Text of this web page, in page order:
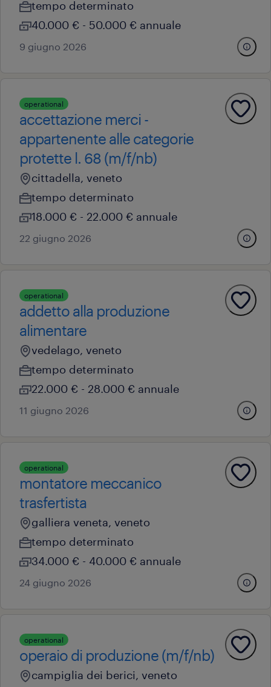
tempo determinato
40.000 € - 50.000 € annuale
9 giugno 2026
operational
accettazione merci -
appartenente alle categorie
protette l. 68 (m/f/nb)
cittadella, veneto
tempo determinato
18.000 € - 22.000 € annuale
22 giugno 2026
operational
addetto alla produzione
alimentare
vedelago, veneto
tempo determinato
22.000 € - 28.000 € annuale
11 giugno 2026
operational
montatore meccanico
trasfertista
galliera veneta, veneto
tempo determinato
34.000 € - 40.000 € annuale
24 giugno 2026
operational
operaio di produzione (m/f/nb)
campiglia dei berici, veneto